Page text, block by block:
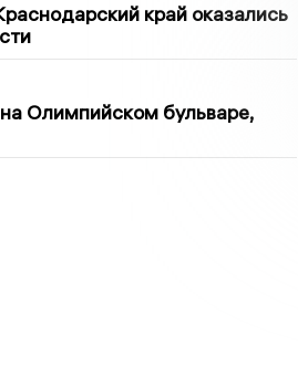
край оказались
Олимпийском бульваре,